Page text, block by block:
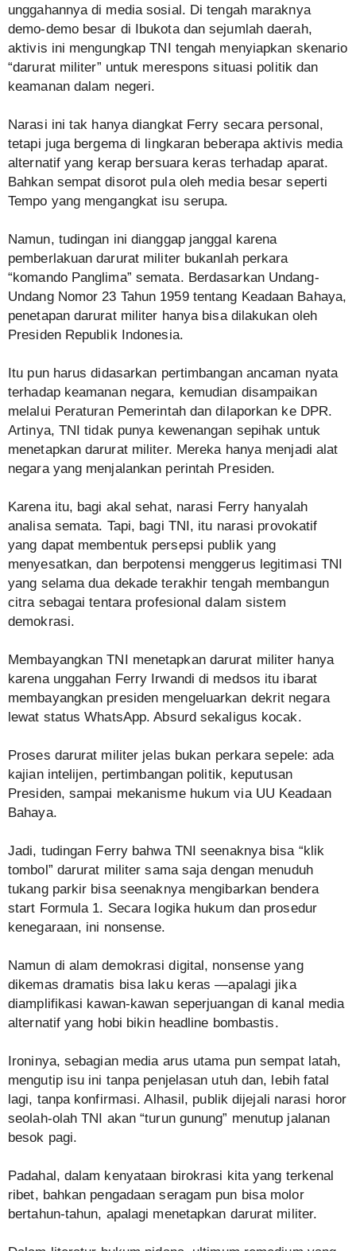
unggahannya di media sosial. Di tengah maraknya
demo-demo besar di Ibukota dan sejumlah daerah,
aktivis ini mengungkap TNI tengah menyiapkan skenario
“darurat militer” untuk merespons situasi politik dan
keamanan dalam negeri.
Narasi ini tak hanya diangkat Ferry secara personal,
tetapi juga bergema di lingkaran beberapa aktivis media
alternatif yang kerap bersuara keras terhadap aparat.
Bahkan sempat disorot pula oleh media besar seperti
Tempo yang mengangkat isu serupa.
Namun, tudingan ini dianggap janggal karena
pemberlakuan darurat militer bukanlah perkara
“komando Panglima” semata. Berdasarkan Undang-
Undang Nomor 23 Tahun 1959 tentang Keadaan Bahaya,
penetapan darurat militer hanya bisa dilakukan oleh
Presiden Republik Indonesia.
Itu pun harus didasarkan pertimbangan ancaman nyata
terhadap keamanan negara, kemudian disampaikan
melalui Peraturan Pemerintah dan dilaporkan ke DPR.
Artinya, TNI tidak punya kewenangan sepihak untuk
menetapkan darurat militer. Mereka hanya menjadi alat
negara yang menjalankan perintah Presiden.
Karena itu, bagi akal sehat, narasi Ferry hanyalah
analisa semata. Tapi, bagi TNI, itu narasi provokatif
yang dapat membentuk persepsi publik yang
menyesatkan, dan berpotensi menggerus legitimasi TNI
yang selama dua dekade terakhir tengah membangun
citra sebagai tentara profesional dalam sistem
demokrasi.
Membayangkan TNI menetapkan darurat militer hanya
karena unggahan Ferry Irwandi di medsos itu ibarat
membayangkan presiden mengeluarkan dekrit negara
lewat status WhatsApp. Absurd sekaligus kocak.
Proses darurat militer jelas bukan perkara sepele: ada
kajian intelijen, pertimbangan politik, keputusan
Presiden, sampai mekanisme hukum via UU Keadaan
Bahaya.
Jadi, tudingan Ferry bahwa TNI seenaknya bisa “klik
tombol” darurat militer sama saja dengan menuduh
tukang parkir bisa seenaknya mengibarkan bendera
start Formula 1. Secara logika hukum dan prosedur
kenegaraan, ini nonsense.
Namun di alam demokrasi digital, nonsense yang
dikemas dramatis bisa laku keras —apalagi jika
diamplifikasi kawan-kawan seperjuangan di kanal media
alternatif yang hobi bikin headline bombastis.
Ironinya, sebagian media arus utama pun sempat latah,
mengutip isu ini tanpa penjelasan utuh dan, lebih fatal
lagi, tanpa konfirmasi. Alhasil, publik dijejali narasi horor
seolah-olah TNI akan “turun gunung” menutup jalanan
besok pagi.
Padahal, dalam kenyataan birokrasi kita yang terkenal
ribet, bahkan pengadaan seragam pun bisa molor
bertahun-tahun, apalagi menetapkan darurat militer.